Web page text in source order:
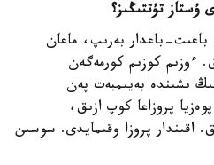
ۇستاز تۇتتىڭىز؟
باعدار بەرىپ، ماعان
ءوزىم كوزىم كورمەگەن
ىشىندە بەيىمبەت پەن
پروزاعا كوپ ازىق،
اقىندار پروزا وقىمايدى. سوسىن